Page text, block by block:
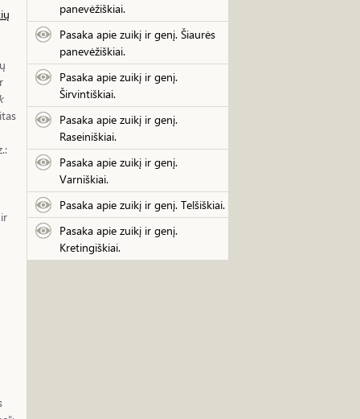
ir
panevėžiškiai.
Pasaka apie zuikį ir genį. Šiaurės
panevėžiškiai.
Pasaka apie zuikį ir genį.
Širvintiškiai.
Pasaka apie zuikį ir genį.
Raseiniškiai.
Pasaka apie zuikį ir genį.
Varniškiai.
Pasaka apie zuikį ir genį. Telšiškiai.
Pasaka apie zuikį ir genį.
Kretingiškiai.